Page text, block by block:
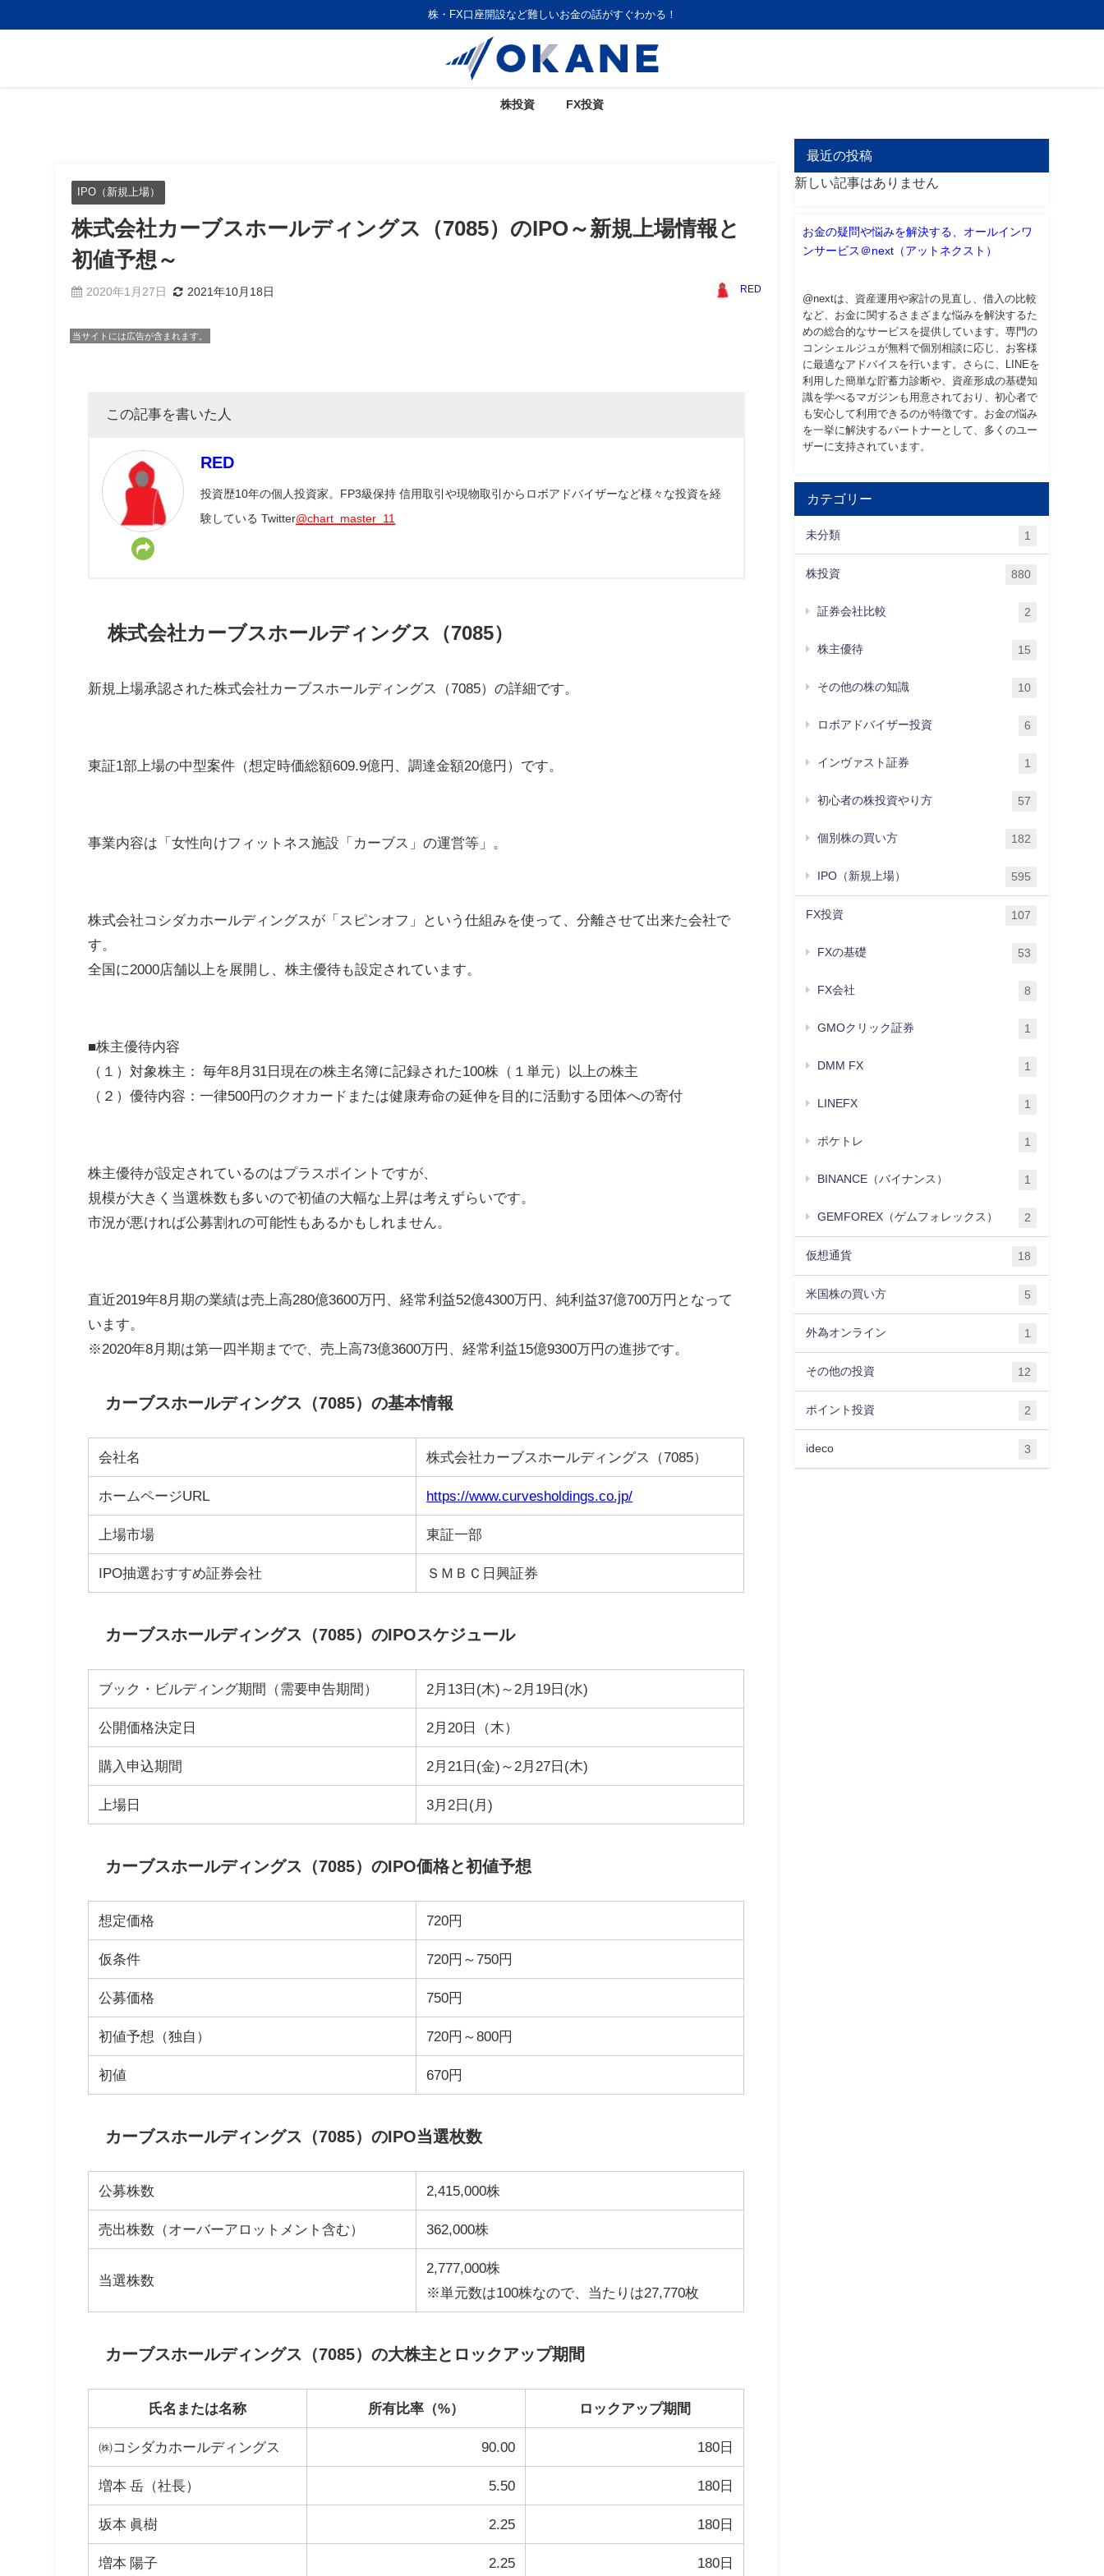
株・FX口座開設など難しいお金の話がすぐわかる！
株投資 FX投資
IPO（新規上場）
株式会社カーブスホールディングス（7085）のIPO～新規上場情報と
初値予想～
2020年1月27日 2021年10月18日 RED
当サイトには広告が含まれます。
この記事を書いた人
RED
投資歴10年の個人投資家。FP3級保持 信用取引や現物取引からロボアドバイザーなど様々な投資を経
験している Twitter@chart_master_11
株式会社カーブスホールディングス（7085）
新規上場承認された株式会社カーブスホールディングス（7085）の詳細です。
東証1部上場の中型案件（想定時価総額609.9億円、調達金額20億円）です。
事業内容は「女性向けフィットネス施設「カーブス」の運営等」。
株式会社コシダカホールディングスが「スピンオフ」という仕組みを使って、分離させて出来た会社で
す。
全国に2000店舗以上を展開し、株主優待も設定されています。
■株主優待内容
（１）対象株主： 毎年8月31日現在の株主名簿に記録された100株（１単元）以上の株主
（２）優待内容：一律500円のクオカードまたは健康寿命の延伸を目的に活動する団体への寄付
株主優待が設定されているのはプラスポイントですが、
規模が大きく当選株数も多いので初値の大幅な上昇は考えずらいです。
市況が悪ければ公募割れの可能性もあるかもしれません。
直近2019年8月期の業績は売上高280億3600万円、経常利益52億4300万円、純利益37億700万円となって
います。
※2020年8月期は第一四半期までで、売上高73億3600万円、経常利益15億9300万円の進捗です。
カーブスホールディングス（7085）の基本情報
会社名 株式会社カーブスホールディングス（7085）
ホームページURL https://www.curvesholdings.co.jp/
上場市場 東証一部
IPO抽選おすすめ証券会社 ＳＭＢＣ日興証券
カーブスホールディングス（7085）のIPOスケジュール
ブック・ビルディング期間（需要申告期間） 2月13日(木)～2月19日(水)
公開価格決定日 2月20日（木）
購入申込期間 2月21日(金)～2月27日(木)
上場日 3月2日(月)
カーブスホールディングス（7085）のIPO価格と初値予想
想定価格 720円
仮条件 720円～750円
公募価格 750円
初値予想（独自） 720円～800円
初値 670円
カーブスホールディングス（7085）のIPO当選枚数
公募株数 2,415,000株
売出株数（オーバーアロットメント含む） 362,000株
当選株数
2,777,000株
※単元数は100株なので、当たりは27,770枚
カーブスホールディングス（7085）の大株主とロックアップ期間
氏名または名称 所有比率（%） ロックアップ期間
㈱コシダカホールディングス 90.00 180日
増本 岳（社長） 5.50 180日
坂本 眞樹 2.25 180日
増本 陽子 2.25 180日
最近の投稿
新しい記事はありません
お金の疑問や悩みを解決する、オールインワ
ンサービス＠next（アットネクスト）
@nextは、資産運用や家計の見直し、借入の比較
など、お金に関するさまざまな悩みを解決するた
めの総合的なサービスを提供しています。専門の
コンシェルジュが無料で個別相談に応じ、お客様
に最適なアドバイスを行います。さらに、LINEを
利用した簡単な貯蓄力診断や、資産形成の基礎知
識を学べるマガジンも用意されており、初心者で
も安心して利用できるのが特徴です。お金の悩み
を一挙に解決するパートナーとして、多くのユー
ザーに支持されています。
カテゴリー
未分類 1
株投資 880
証券会社比較 2
株主優待 15
その他の株の知識 10
ロボアドバイザー投資 6
インヴァスト証券 1
初心者の株投資やり方 57
個別株の買い方 182
IPO（新規上場） 595
FX投資 107
FXの基礎 53
FX会社 8
GMOクリック証券 1
DMM FX 1
LINEFX 1
ポケトレ 1
BINANCE（バイナンス） 1
GEMFOREX（ゲムフォレックス） 2
仮想通貨 18
米国株の買い方 5
外為オンライン 1
その他の投資 12
ポイント投資 2
ideco 3